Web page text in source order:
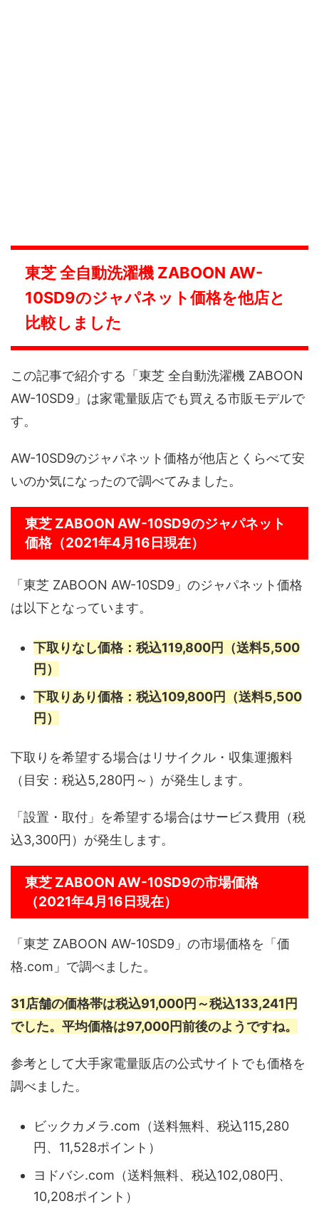
東芝 全自動洗濯機 ZABOON AW-
10SD9のジャパネット価格を他店と
比較しました
この記事で紹介する「東芝 全自動洗濯機 ZABOON
AW-10SD9」は家電量販店でも買える市販モデルで
す。
AW-10SD9のジャパネット価格が他店とくらべて安
いのか気になったので調べてみました。
東芝 ZABOON AW-10SD9のジャパネット
価格（2021年4月16日現在）
「東芝 ZABOON AW-10SD9」のジャパネット価格
は以下となっています。
下取りなし価格：税込119,800円（送料5,500
円）
下取りあり価格：税込109,800円（送料5,500
円）
下取りを希望する場合はリサイクル・収集運搬料
（目安：税込5,280円～）が発生します。
「設置・取付」を希望する場合はサービス費用（税
込3,300円）が発生します。
東芝 ZABOON AW-10SD9の市場価格
（2021年4月16日現在）
「東芝 ZABOON AW-10SD9」の市場価格を「価
格.com」で調べました。
31店舗の価格帯は税込91,000円～税込133,241円
でした。平均価格は97,000円前後のようですね。
参考として大手家電量販店の公式サイトでも価格を
調べました。
ビックカメラ.com（送料無料、税込115,280
円、11,528ポイント）
ヨドバシ.com（送料無料、税込102,080円、
10,208ポイント）